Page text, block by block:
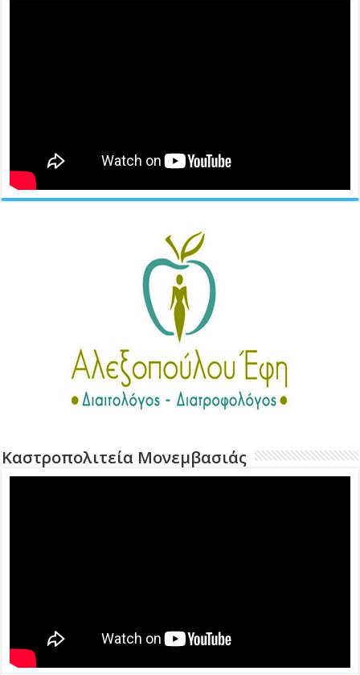
Καστροπολιτεία Μονεμβασιάς